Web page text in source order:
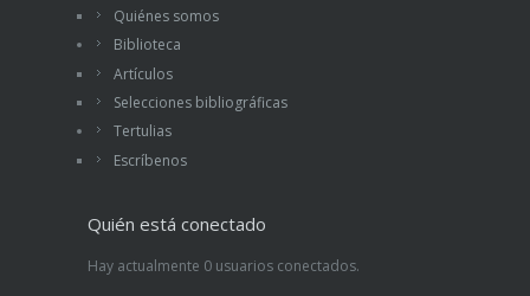
Quiénes somos
Biblioteca
Artículos
Selecciones bibliográficas
Tertulias
Escríbenos
Quién está conectado
Hay actualmente 0 usuarios conectados.